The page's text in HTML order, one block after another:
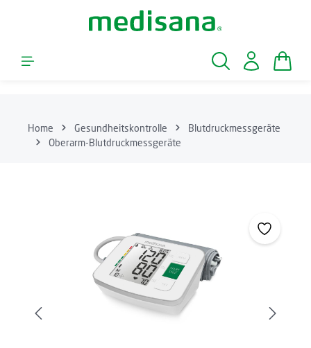
Zum Hauptinhalt springen
Home Gesundheitskontrolle
Blutdruckmessgeräte
Oberarm-Blutdruckmessgeräte